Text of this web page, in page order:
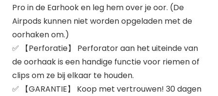
Pro in de Earhook en leg hem over je oor. (De
Airpods kunnen niet worden opgeladen met de
oorhaken om.)
✅ 【Perforatie】 Perforator aan het uiteinde van
de oorhaak is een handige functie voor riemen of
clips om ze bij elkaar te houden.
✅ 【GARANTIE】 Koop met vertrouwen! 30 dagen